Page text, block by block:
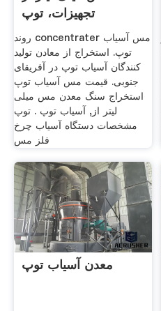
تجهیزات، توپ
روند concentrater مس آسیاب
توپ. استخراج از معادن تولید
کنندگان آسیاب توپ در آفریقای
جنوبی. قیمت مس آسیاب توپ
استخراج سنگ معدن مس میلی
لیتر از, آسیاب توپ . توپ
مشخصات دستگاه آسیاب چرخ
فلز مس
معدن آسیاب توپ